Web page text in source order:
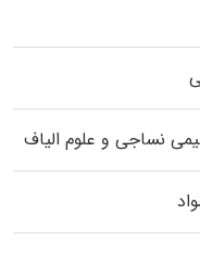
نساجی و علوم الیاف